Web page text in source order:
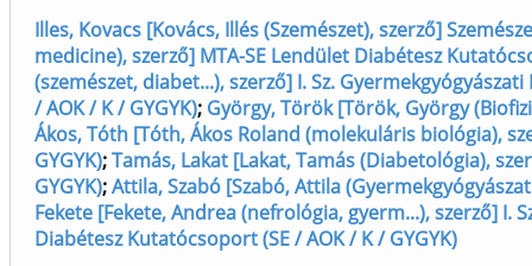
Illes, Kovacs [Kovács, Illés (Szemészet), szerző]
medicine), szerző] MTA-SE Lendület Diabétesz
(szemészet, diabet...), szerző] I. Sz.
/ AOK / K / GYGYK); György, Török [Török, György
Ákos, Tóth [Tóth, Ákos Roland (molekuláris biológia),
GYGYK);Tamás, Lakat [Lakat, Tamás (Diabetológia),
GYGYK);Attila, Szabó [Szabó, Attila
Fekete [Fekete, Andrea (nefrológia, gyerm...), szerző] I.
Diabétesz Kutatócsoport (SE / AOK / K / GYGYK)